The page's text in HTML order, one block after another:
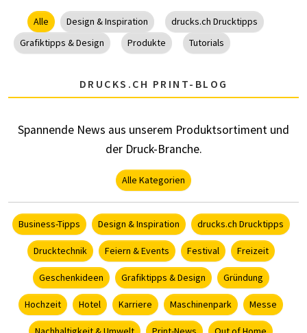
Alle Design & Inspiration
drucks.ch Drucktipps
Grafiktipps & Design
Produkte Tutorials
DRUCKS.CH PRINT-BLOG
Spannende News aus unserem Produktsortiment und
der Druck-Branche.
Alle Kategorien
Business-Tipps Design & Inspiration drucks.ch Drucktipps
Drucktechnik Feiern & Events Festival Freizeit
Geschenkideen Grafiktipps & Design Gründung
Hochzeit Hotel Karriere Maschinenpark Messe